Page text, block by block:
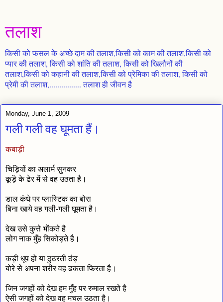
तलाश
किसी को फसल के अच्छे दाम की तलाश,किसी को काम की तलाश,किसी को
प्यार की तलाश, किसी को शांति की तलाश, किसी को खिलौनों की
तलाश,किसी को कहानी की तलाश,किसी को प्रेमिका की तलाश, किसी को
प्रेमी की तलाश,................ तलाश ही जीवन है
Monday, June 1, 2009
गली गली वह घूमता हैं।
कबाड़ी
चिड़ियों का अलार्म सुनकर
कूड़ॆ के ढेर में से वह उठता है।
डाल कंधे पर प्लास्टिक का बोरा
बिना खाये वह गली-गली घूमता है।
देख उसे कुत्ते भोंकते है
लोग नाक मुँह सिकोड़ते है।
कड़ी धूप हो या ठुठरती ठंड़
बोरे से अपना शरीर वह ढकता फिरता है।
जिन जगहों को देख हम मुँह पर रुमाल रखते है
ऐसी जगहों को देख वह मचल उठता है।